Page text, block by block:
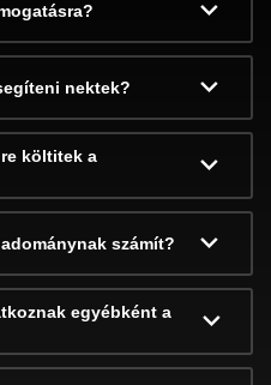
nektek?
költitek a
számít?
egyébként a